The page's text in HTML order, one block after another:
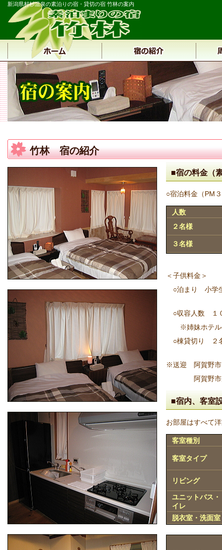
新潟県村杉温泉の素泊りの宿・貸切の宿 竹林の案内
竹林 宿の紹介
■宿の料金（
○宿泊料金（PM
人数
２名様
３名様
＜子供料金＞
○泊まり 小学
○収容人数 １
※姉妹ホテルの
○棟貸切り ２
※送迎 阿賀野市
阿賀野市外
■宿内、客室
お部屋はすべて
客室種別
客室タイプ
リビング
ユニットバス・
イレ
脱衣室・洗面室